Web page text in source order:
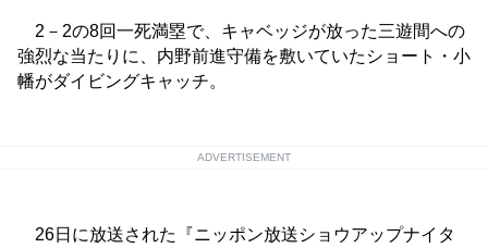
2－2の8回一死満塁で、キャベッジが放った三遊間への
強烈な当たりに、内野前進守備を敷いていたショート・小
幡がダイビングキャッチ。
ADVERTISEMENT
26日に放送された『ニッポン放送ショウアップナイタ